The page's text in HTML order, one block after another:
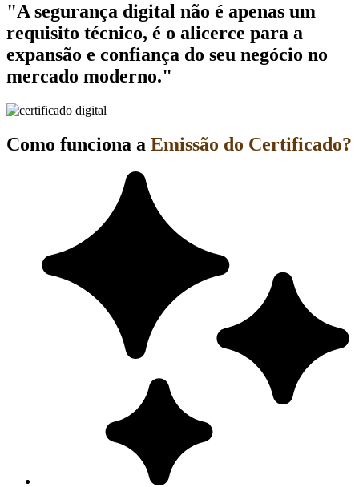
"A segurança digital não é apenas um
requisito técnico, é o alicerce para a
expansão e confiança do seu negócio no
mercado moderno."
Como funciona a Emissão do Certificado?